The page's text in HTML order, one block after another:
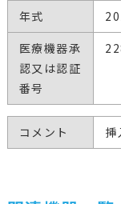
年式
医療機器承
認又は認証
番号
コメント 挿